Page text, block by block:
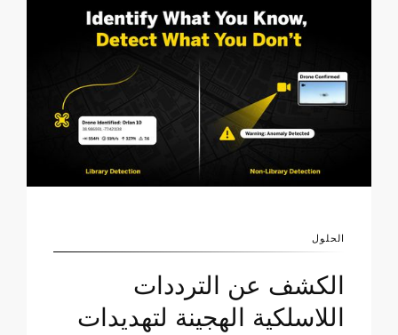
الحلول
الكشف عن الترددات
اللاسلكية الهجينة لتهديدات